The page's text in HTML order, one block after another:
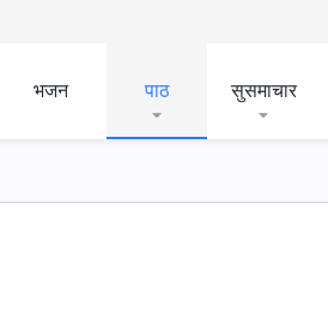
भजन पाठ सुसमाचार